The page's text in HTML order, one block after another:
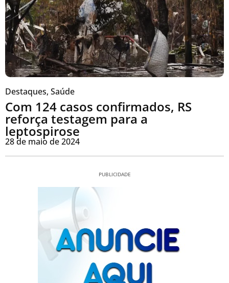
Destaques, Saúde
Com 124 casos confirmados, RS
reforça testagem para a
leptospirose
28 de maio de 2024
PUBLICIDADE